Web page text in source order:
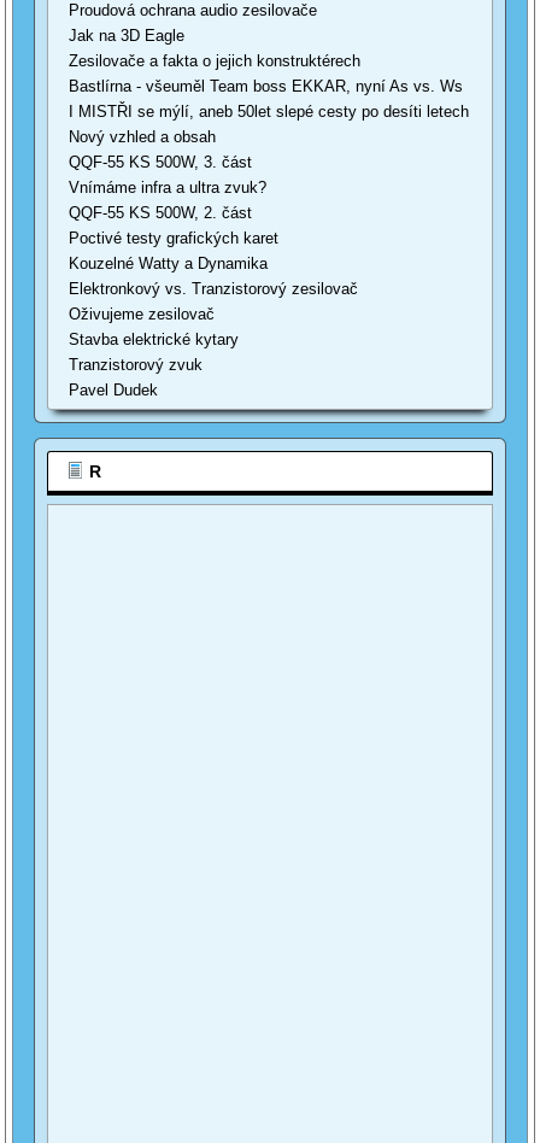
Proudová ochrana audio zesilovače
Jak na 3D Eagle
Zesilovače a fakta o jejich konstruktérech
Bastlírna - všeuměl Team boss EKKAR, nyní As vs. Ws
I MISTŘI se mýlí, aneb 50let slepé cesty po desíti letech
Nový vzhled a obsah
QQF-55 KS 500W, 3. část
Vnímáme infra a ultra zvuk?
QQF-55 KS 500W, 2. část
Poctivé testy grafických karet
Kouzelné Watty a Dynamika
Elektronkový vs. Tranzistorový zesilovač
Oživujeme zesilovač
Stavba elektrické kytary
Tranzistorový zvuk
Pavel Dudek
R